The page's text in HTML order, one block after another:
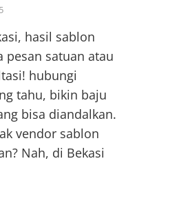
hasil sablon
pesan satuan atau
hubungi
tahu, bikin baju
bisa diandalkan.
vendor sablon
Nah, di Bekasi